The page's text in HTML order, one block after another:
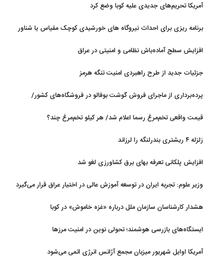
آمریکا تحریم‌های جدیدی علیه کوبا وضع کرد
برنامه ریزی برای احداث نیروگاه های خورشیدی کوچک مقیاس یا شناور
افزایش سطح آماده‌باش نظامی و امنیتی در عراق
جزئیات جدید از طرح راهبردی امنیت تنگه هرمز
پرده‌برداری از ماجرای فروش گوشت بوفالو در فروشگاه‌های کشور/
قیمت واقعی تخم‌مرغ رسما اعلام شد/ هر کیلو تخم‌مرغ چند؟
زلزله ۴ ریشتری بندرلنگه را لرزاند
افزایش پلکانی تعرفه بهای برق کشاورزی لغو شد
وزیر علوم: تجربه ایران در توسعه آموزش عالی در اختیار عراق قرار می‌گیرد
هشدار کارشناسان سازمان ملل درباره «غزه‌ خاموش» در کوبا
ایستگاه‌های بازرسی هوشمند؛ تحولی نوین در امنیت مرزها
آمریکا اوایل شهریور میزبان مجمع آژانس انرژی اتمی می‌شود